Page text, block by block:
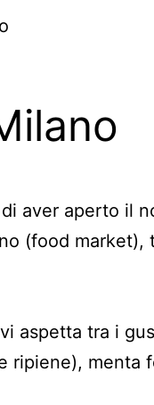
aver aperto il
(food
aspetta tra i
ripiene),